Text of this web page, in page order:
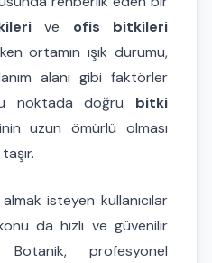
ve ofis bitkileri
ortamın ışık durumu,
alanı gibi faktörler
noktada doğru bitki
uzun ömürlü olması
isteyen kullanıcılar
da hızlı ve güvenilir
Botanik, profesyonel